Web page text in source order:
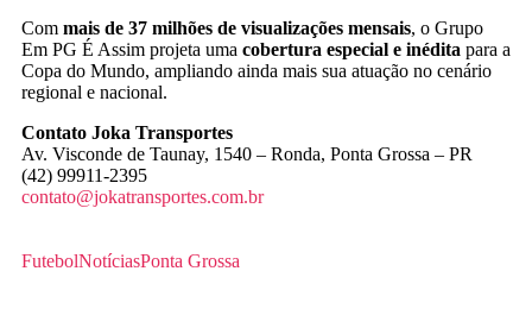
Com mais de 37 milhões de visualizações mensais, o Grupo
Em PG É Assim projeta uma cobertura especial e inédita para a
Copa do Mundo, ampliando ainda mais sua atuação no cenário
regional e nacional.
Contato Joka Transportes
Av. Visconde de Taunay, 1540 – Ronda, Ponta Grossa – PR
(42) 99911-2395
contato@jokatransportes.com.br
FutebolNotíciasPonta Grossa